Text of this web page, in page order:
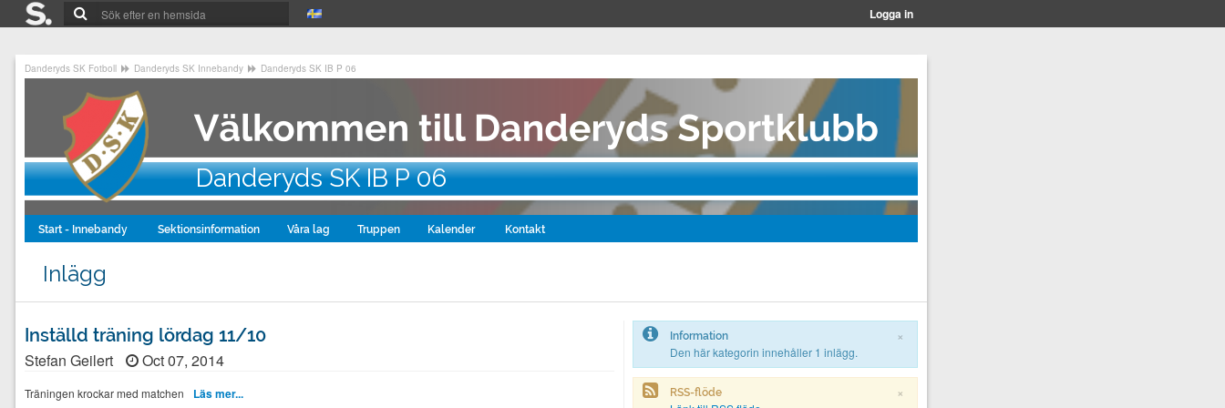
Logga in
Danderyds SK Fotboll Danderyds SK Innebandy Danderyds SK IB P 06
Danderyds SK IB P 06
Start - Innebandy Sektionsinformation Våra lag Truppen Kalender Kontakt
Inlägg
Inställd träning lördag 11/10
Stefan Geilert Oct 07, 2014
Träningen krockar med matchen Läs mer...
×
Information
Den här kategorin innehåller 1 inlägg.
×
RSS-flöde